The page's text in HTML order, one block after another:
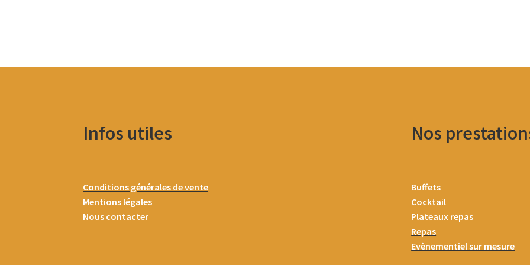
Infos utiles
Conditions générales de vente
Mentions légales
Nous contacter
Nos
Buffets
Cocktail
Plateaux repas
Repas
Evènementiel sur mesure